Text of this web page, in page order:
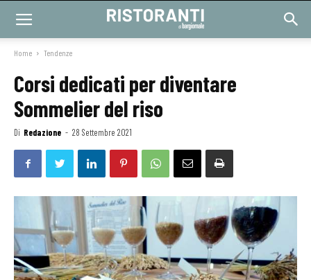
Home Tendenze
Corsi dedicati per diventare
Sommelier del riso
Di Redazione - 28 Settembre 2021